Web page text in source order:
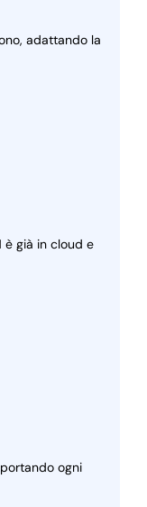
adattando la
è già in cloud e
ogni